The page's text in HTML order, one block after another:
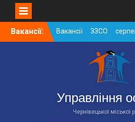
SkipВакансії:
Вакансії ЗЗСО
2026
Вакансії ЗЗСО
Вакансії у ЗДО
дошкільних
ЗЗСО станом
01.08.2026 р.
Управління
Чернівецької міської